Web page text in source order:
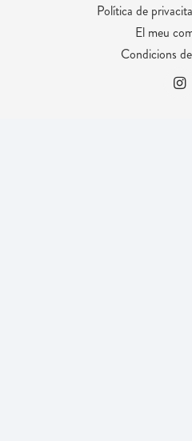
Política de
El meu
Condicions